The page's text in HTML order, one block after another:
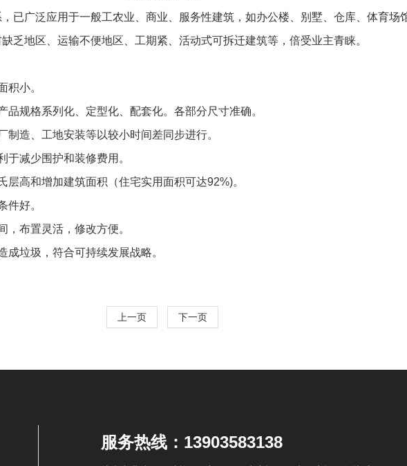
已广泛应用于一般工农业、商业、服务性建筑，如办公楼、别墅、仓库、体育场
乏地区、运输不便地区、工期紧、活动式可拆迁建筑等，倍受业主青睐。
积小。
规格系列化、定型化、配套化。各部分尺寸准确。
造、工地安装等以较小时间差同步进行。
减少围护和装修费用。
高和增加建筑面积（住宅实用面积可达92%)。
件好。
布置灵活，修改方便。
垃圾，符合可持续发展战略。
上一页 下一页
服务热线：13903583138